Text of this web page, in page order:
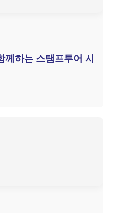
께하는 스탬프투어 시